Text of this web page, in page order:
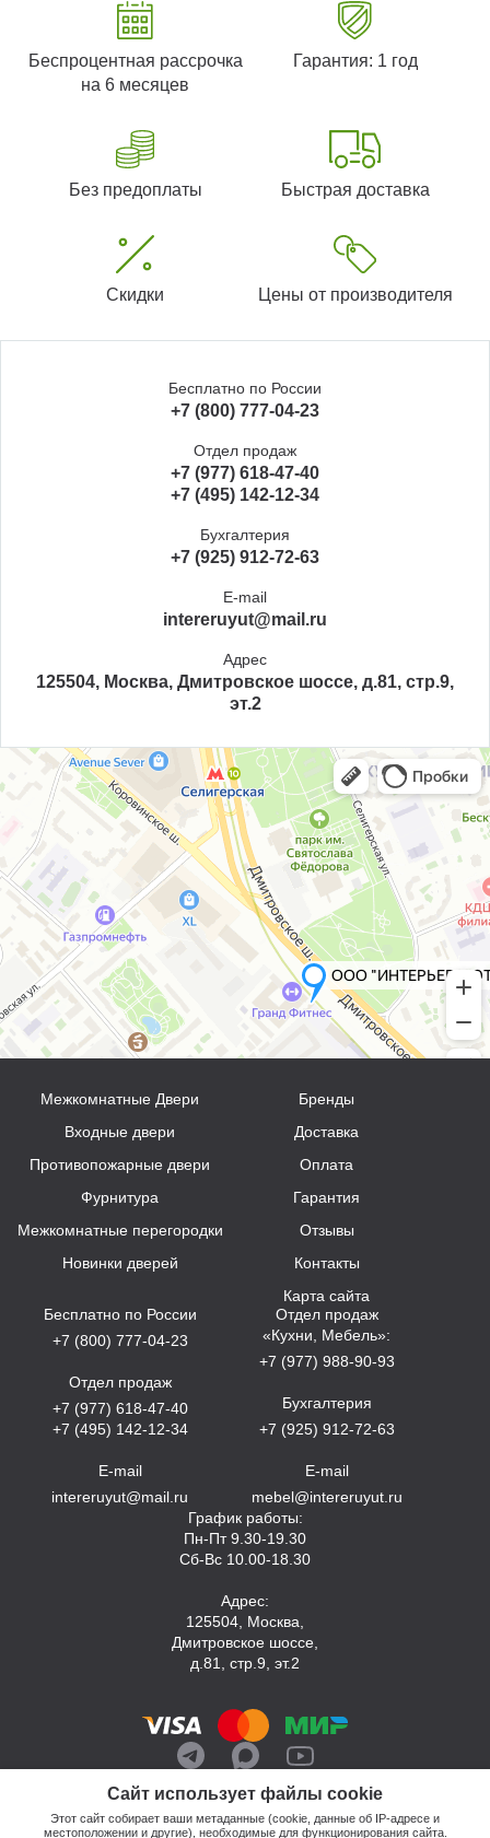
Беспроцентная рассрочка
на 6 месяцев
Гарантия: 1 год
Без предоплаты Быстрая доставка
Скидки Цены от производителя
Бесплатно по России
+7 (800) 777-04-23
Отдел продаж
+7 (977) 618-47-40
+7 (495) 142-12-34
Бухгалтерия
+7 (925) 912-72-63
E-mail
intereruyut@mail.ru
Адрес
125504, Москва, Дмитровское шоссе, д.81, стр.9,
эт.2
Сайт использует файлы cookie
Этот сайт собирает ваши метаданные (cookie, данные об IP-адресе и
местоположении и другие), необходимые для функционирования сайта.
Межкомнатные Двери
Входные двери
Противопожарные двери
Фурнитура
Межкомнатные перегородки
Новинки дверей
Бренды
Доставка
Оплата
Гарантия
Отзывы
Контакты
Карта сайта
Бесплатно по России
+7 (800) 777-04-23
Отдел продаж
+7 (977) 618-47-40
+7 (495) 142-12-34
E-mail
intereruyut@mail.ru
Отдел продаж
«Кухни, Мебель»:
+7 (977) 988-90-93
Бухгалтерия
+7 (925) 912-72-63
E-mail
mebel@intereruyut.ru
График работы:
Пн-Пт 9.30-19.30
Сб-Вс 10.00-18.30
Адрес:
125504, Москва,
Дмитровское шоссе,
д.81, стр.9, эт.2